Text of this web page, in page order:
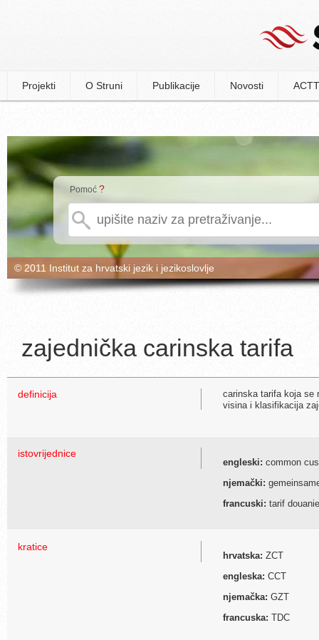
Projekti O Struni Publikacije Novosti
Pomoć ?
© 2011 Institut za hrvatski jezik i jezikoslovlje
zajednička carinska tarifa
definicija
carinska tarifa koja se
visina i klasifikacija
istovrijednice
engleski: common
njemački:
francuski: tarif
kratice
hrvatska: ZCT
engleska: CCT
njemačka: GZT
francuska: TDC